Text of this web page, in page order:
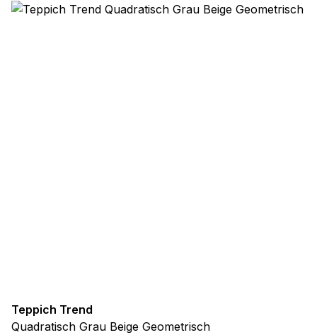
Teppich Trend
Quadratisch Grau Beige Geometrisch